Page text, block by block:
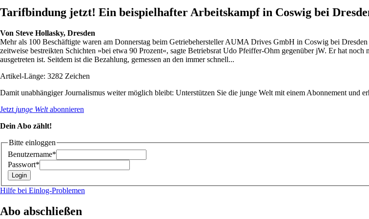
Tarifbindung jetzt! Ein beispielhafter Arbeitskampf in Coswig bei
Von Steve Hollasky, Dresden
Mehr als 100 Beschäftigte waren am Donnerstag beim Getriebehersteller AUMA Drives GmbH in Coswig bei
zeitweise bestreikten Schichten »bei etwa 90 Prozent«, sagte Betriebsrat Udo Pfeiffer-Ohm gegenüber jW. Er hat
ausgetreten ist. Seitdem ist die Bezahlung, gemessen an den immer schnell...
Artikel-Länge: 3282 Zeichen
Damit unabhängiger Journalismus weiter möglich bleibt: Unterstützen Sie die junge Welt mit einem Abonnement und
Jetzt junge Weltabonnieren
Dein Abo zählt!
Bitte einloggen
Benutzername*
Passwort*
Hilfe bei Einlog-Problemen
Abo abschließen